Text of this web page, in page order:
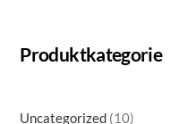
Produktkategorie
Uncategorized 1010